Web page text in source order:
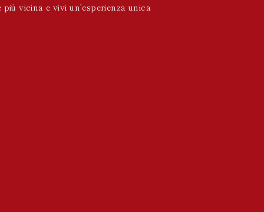
vicina e vivi un’esperienza unica